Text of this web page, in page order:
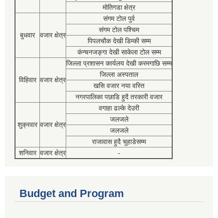
मोतिगडा क्षेत्र
बुधवार वजार क्षेत्र
संगम टोल पुर्व
संगम टोल पश्चिम
पिपलचौक देखी डिम्की सम्म
कंन्चनजङ्गा देखी साकेला टोल सम्म
विहिवार वजार क्षेत्र
जिल्ला प्रशासन कार्यलय देखी करमगाछि सम्म
जिल्ला अस्पताल
खसि वजार नया वस्ति
नगरपालिका पछाडि हुदै तरकारी वजार
शुक्रवार वजार क्षेत्र
वगाहा ढल्के देउरी
जलजले
जलजले
राजावास हुदै चुहाडेसम्म
शनिवार वजार क्षेत्र -
Budget and Program